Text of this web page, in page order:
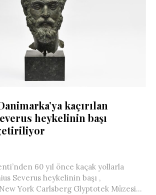
kaçırılan
heykelinin başı
60 yıl önce kaçak yollarla
Severus heykelinin başı ,
York Carlsberg Glyptotek Müzesi...